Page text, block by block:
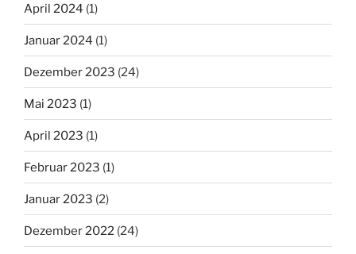
April 2024 (1)
Januar 2024 (1)
Dezember 2023 (24)
Mai 2023 (1)
April 2023 (1)
Februar 2023 (1)
Januar 2023 (2)
Dezember 2022 (24)